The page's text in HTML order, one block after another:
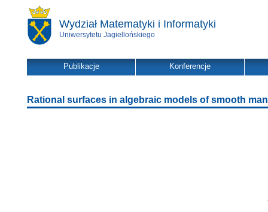
Wydział Matematyki i Informatyki
Uniwersytetu Jagiellońskiego
Publikacje Konferencje
Rational surfaces in algebraic models of smooth